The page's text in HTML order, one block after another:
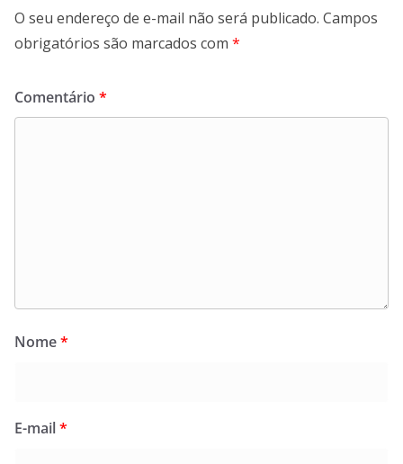
O seu endereço de e-mail não será publicado. Campos
obrigatórios são marcados com *
Comentário *
Nome*
E-mail*